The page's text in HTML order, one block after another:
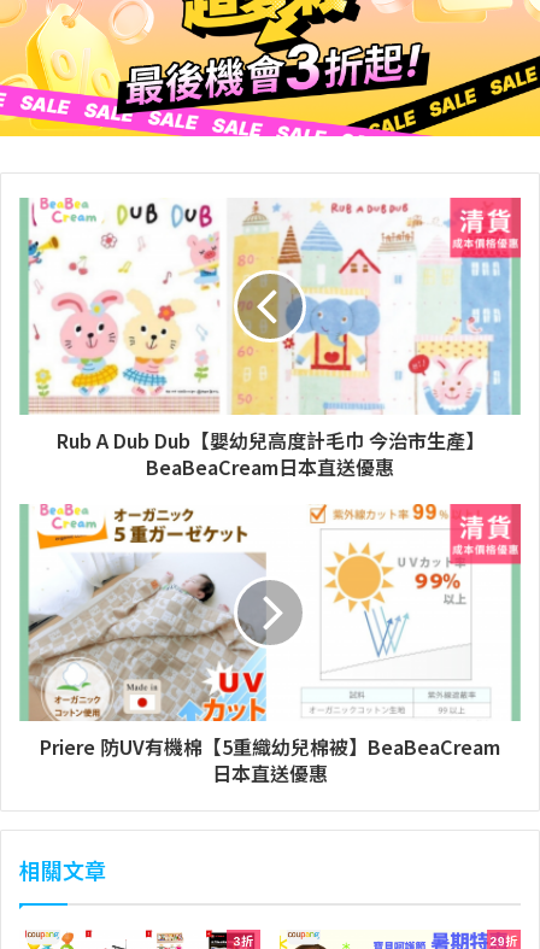
Rub A Dub Dub【嬰幼兒高度計毛巾 今治市生產】
BeaBeaCream日本直送優惠
Priere 防UV有機棉【5重織幼兒棉被】BeaBeaCream
日本直送優惠
相關文章